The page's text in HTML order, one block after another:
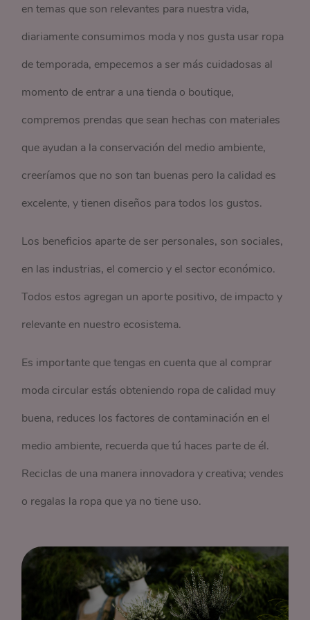
en temas que son relevantes para nuestra vida,
diariamente consumimos moda y nos gusta usar ropa
de temporada, empecemos a ser más cuidadosas al
momento de entrar a una tienda o boutique,
compremos prendas que sean hechas con materiales
que ayudan a la conservación del medio ambiente,
creeríamos que no son tan buenas pero la calidad es
excelente, y tienen diseños para todos los gustos.
Los beneficios aparte de ser personales, son sociales,
en las industrias, el comercio y el sector económico.
Todos estos agregan un aporte positivo, de impacto y
relevante en nuestro ecosistema.
Es importante que tengas en cuenta que al comprar
moda circular estás obteniendo ropa de calidad muy
buena, reduces los factores de contaminación en el
medio ambiente, recuerda que tú haces parte de él.
Reciclas de una manera innovadora y creativa; vendes
o regalas la ropa que ya no tiene uso.